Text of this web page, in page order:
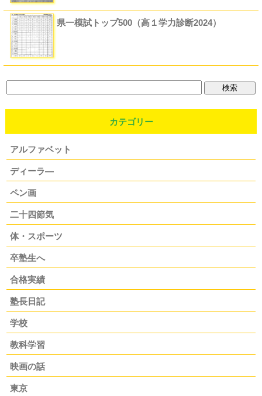
県一模試トップ500（高１学力診断2024）
カテゴリー
アルファベット
ディーラ―
ペン画
二十四節気
体・スポーツ
卒塾生へ
合格実績
塾長日記
学校
教科学習
映画の話
東京